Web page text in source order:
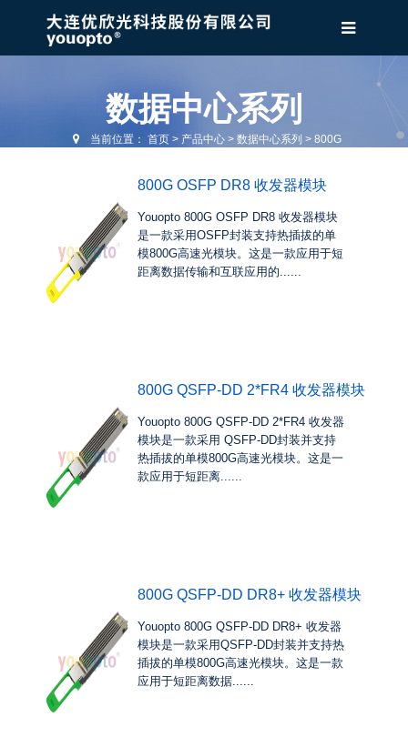
数据中心系列
当前位置：首页 > 产品中心 >数据中心系列 >800G
800G OSFP DR8 收发器模块
Youopto 800G OSFP DR8 收发器模块
是一款采用OSFP封装支持热插拔的单
模800G高速光模块。这是一款应用于短
距离数据传输和互联应用的......
800G QSFP-DD 2*FR4 收发器模块
Youopto 800G QSFP-DD 2*FR4 收发器
模块是一款采用 QSFP-DD封装并支持
热插拔的单模800G高速光模块。这是一
款应用于短距离......
800G QSFP-DD DR8+ 收发器模块
Youopto 800G QSFP-DD DR8+ 收发器
模块是一款采用QSFP-DD封装并支持热
插拔的单模800G高速光模块。这是一款
应用于短距离数据......